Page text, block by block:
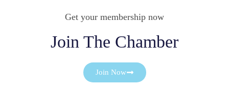
Get your membership now
Join The Chamber
Join Now